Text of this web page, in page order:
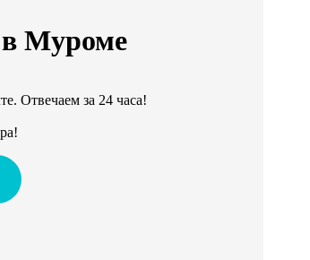
в Муроме
Отвечаем за 24 часа!